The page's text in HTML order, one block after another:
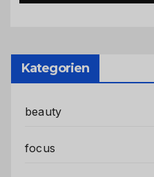
Kategorien
beauty
focus